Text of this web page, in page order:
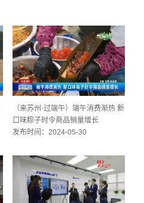
（来苏州·过端午）端午消费渐热 新
口味粽子时令商品销量增长
发布时间：2024-05-30